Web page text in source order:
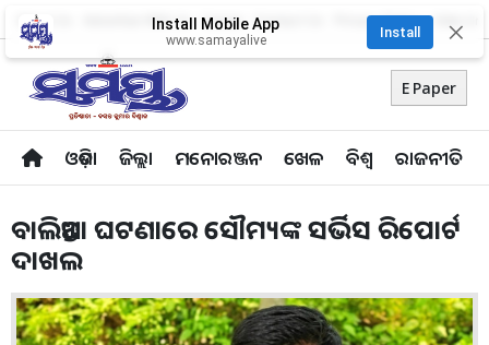
About Us Advertise With Us Career Contact Us Privacy Policy
E Paper
ଓଡ଼ିଶା ଜିଲ୍ଲା ମନୋରଞ୍ଜନ ଖେଳ ବିଶ୍ବ ରାଜନୀତି
Install Mobile App
www.samayalive
Install ✕
ବାଲିଅନ୍ତା ଘଟଣାରେ ସୌମ୍ୟଙ୍କ ସର୍ଭିସ ରିପୋର୍ଟ
ଦାଖଲ